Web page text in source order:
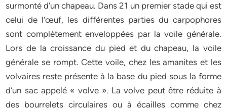
surmonté d’un chapeau. Dans 21 un premier stade qui est
celui de l’œuf, les différentes parties du carpophores
sont complètement enveloppées par la voile générale.
Lors de la croissance du pied et du chapeau, la voile
générale se rompt. Cette voile, chez les amanites et les
volvaires reste présente à la base du pied sous la forme
d’un sac appelé « volve ». La volve peut être réduite à
des bourrelets circulaires ou à écailles comme chez